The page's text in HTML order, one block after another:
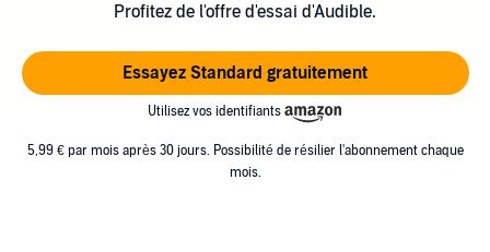
Profitez de l'offre d'essai d'Audible.
Essayez Standard gratuitement
Utilisez vos identifiants
5,99 € par mois après 30 jours. Possibilité de résilier l'abonnement chaque
mois.